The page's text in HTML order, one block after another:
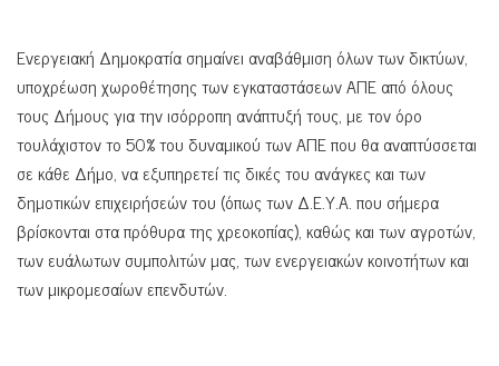
Ενεργειακή Δημοκρατία σημαίνει αναβάθμιση όλων των δικτύων,
υποχρέωση χωροθέτησης των εγκαταστάσεων ΑΠΕ από όλους
τους Δήμους για την ισόρροπη ανάπτυξή τους, με τον όρο
τουλάχιστον το 50% του δυναμικού των ΑΠΕ που θα αναπτύσσεται
σε κάθε Δήμο, να εξυπηρετεί τις δικές του ανάγκες και των
δημοτικών επιχειρήσεών του (όπως των Δ.Ε.Υ.Α. που σήμερα
βρίσκονται στα πρόθυρα της χρεοκοπίας), καθώς και των αγροτών,
των ευάλωτων συμπολιτών μας, των ενεργειακών κοινοτήτων και
των μικρομεσαίων επενδυτών.